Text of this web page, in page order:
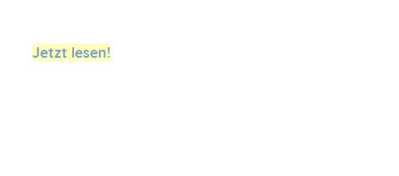
Jetzt lesen!